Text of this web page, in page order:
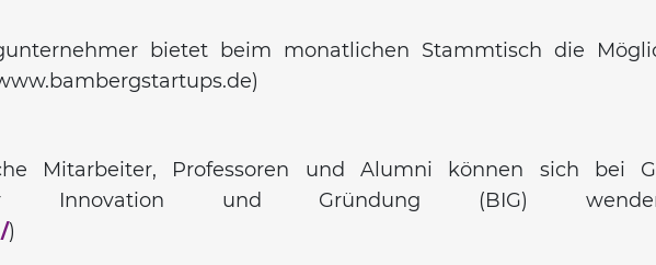
bietet beim monatlichen Stammtisch die
Mitarbeiter, Professoren und Alumni können sich bei
für Innovation und Gründung (BIG)
)